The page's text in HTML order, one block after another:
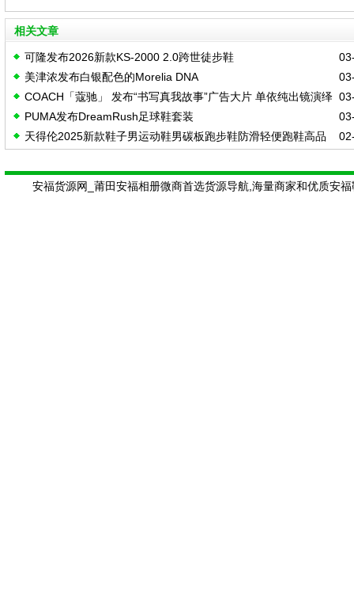
相关文章
可隆发布2026新款KS-2000 2.0跨世徒步鞋
美津浓发布白银配色的Morelia DNA
COACH「蔻驰」 发布“书写真我故事”广告大片 单依纯出镜演绎
PUMA发布DreamRush足球鞋套装
天得伦2025新款鞋子男运动鞋男碳板跑步鞋防滑轻便跑鞋高品
安福货源网_莆田安福相册微商首选货源导航,海量商家和优质安